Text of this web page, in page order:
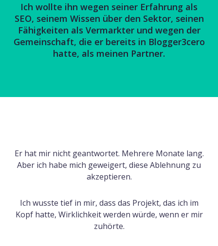
Ich wollte ihn wegen seiner Erfahrung als
SEO, seinem Wissen über den Sektor, seinen
Fähigkeiten als Vermarkter und wegen der
Gemeinschaft, die er bereits in Blogger3cero
hatte, als meinen Partner.
Er hat mir nicht geantwortet. Mehrere Monate lang.
Aber ich habe mich geweigert, diese Ablehnung zu
akzeptieren.
Ich wusste tief in mir, dass das Projekt, das ich im
Kopf hatte, Wirklichkeit werden würde, wenn er mir
zuhörte.